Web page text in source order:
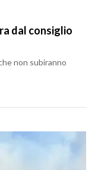
dal consiglio
non subiranno